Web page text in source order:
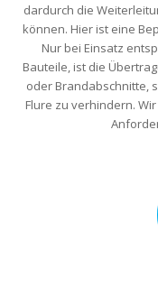
dardurch die
können. Hier ist eine
Nur bei Einsatz
Bauteile, ist die
oder Brandabschnitte,
Flure zu verhindern.